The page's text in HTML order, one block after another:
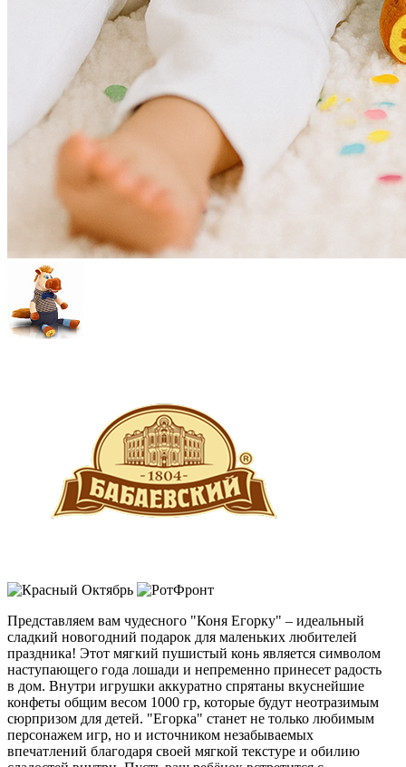
Представляем вам чудесного "Коня Егорку" – идеальный
сладкий новогодний подарок для маленьких любителей
праздника! Этот мягкий пушистый конь является символом
наступающего года лошади и непременно принесет радость
в дом. Внутри игрушки аккуратно спрятаны вкуснейшие
конфеты общим весом 1000 гр, которые будут неотразимым
сюрпризом для детей. "Егорка" станет не только любимым
персонажем игр, но и источником незабываемых
впечатлений благодаря своей мягкой текстуре и обилию